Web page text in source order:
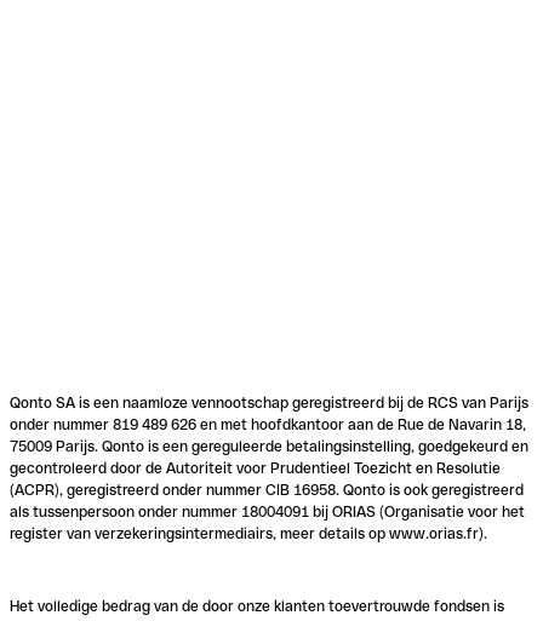
Qonto SA is een naamloze vennootschap geregistreerd bij de RCS van Parijs
onder nummer 819 489 626 en met hoofdkantoor aan de Rue de Navarin 18,
75009 Parijs. Qonto is een gereguleerde betalingsinstelling, goedgekeurd en
gecontroleerd door de Autoriteit voor Prudentieel Toezicht en Resolutie
(ACPR), geregistreerd onder nummer CIB 16958. Qonto is ook geregistreerd
als tussenpersoon onder nummer 18004091 bij ORIAS (Organisatie voor het
register van verzekeringsintermediairs, meer details op www.orias.fr).
Het volledige bedrag van de door onze klanten toevertrouwde fondsen is